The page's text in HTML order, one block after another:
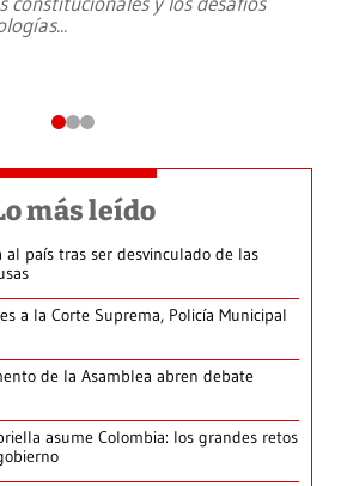
...
más leído
al país tras ser desvinculado de las
a la Corte Suprema, Policía Municipal
de la Asamblea abren debate
asume Colombia: los grandes retos